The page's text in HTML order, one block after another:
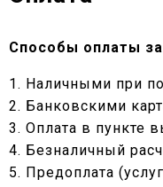
Способы оплаты
1. Наличными при
2. Банковскими
3. Оплата в пункте
4. Безналичный
5. Предоплата